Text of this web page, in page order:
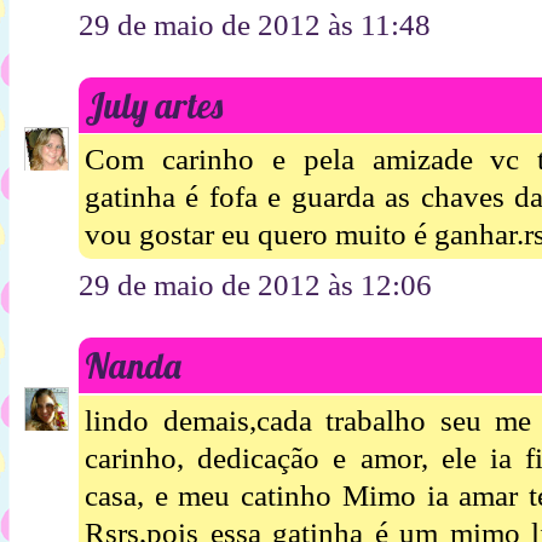
29 de maio de 2012 às 11:48
July artes
Com carinho e pela amizade vc
gatinha é fofa e guarda as chaves
vou gostar eu quero muito é
29 de maio de 2012 às 12:06
Nanda
lindo demais,cada trabalho seu
carinho, dedicação e amor, ele ia
casa, e meu catinho Mimo ia amar
Rsrs,pois essa gatinha é um mimo